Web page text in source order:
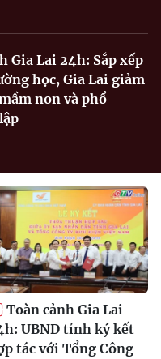
Gia Lai 24h: Sắp xếp
học, Gia Lai giảm
non và phổ
Toàn cảnh Gia Lai
UBND tỉnh ký kết
tác với Tổng Công